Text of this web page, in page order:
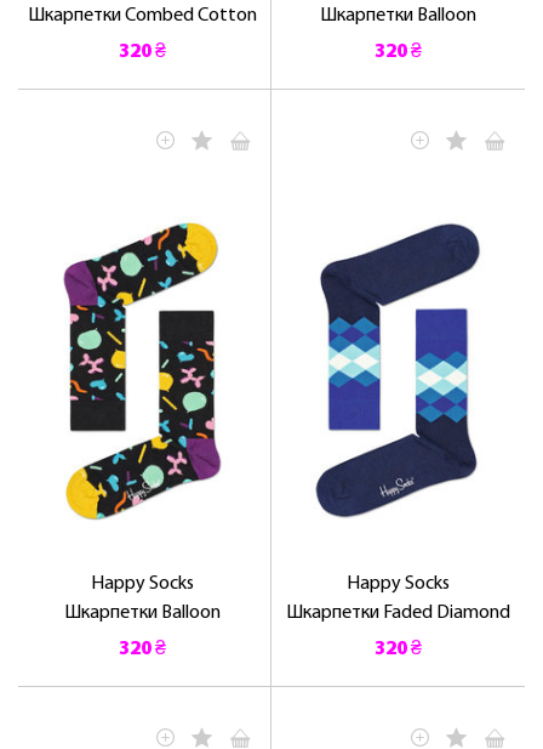
Шкарпетки Combed Cotton
320 ₴
Шкарпетки Balloon
320 ₴
Happy Socks
Шкарпетки Balloon
320 ₴
Happy Socks
Шкарпетки Faded Diamond
320 ₴